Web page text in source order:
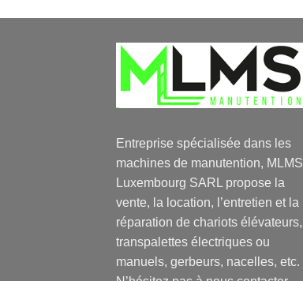
Entreprise spécialisée dans les
machines de manutention, MLMS
Luxembourg SARL propose la
vente, la location, l’entretien et la
réparation de chariots élévateurs,
transpalettes électriques ou
manuels, gerbeurs, nacelles, etc.